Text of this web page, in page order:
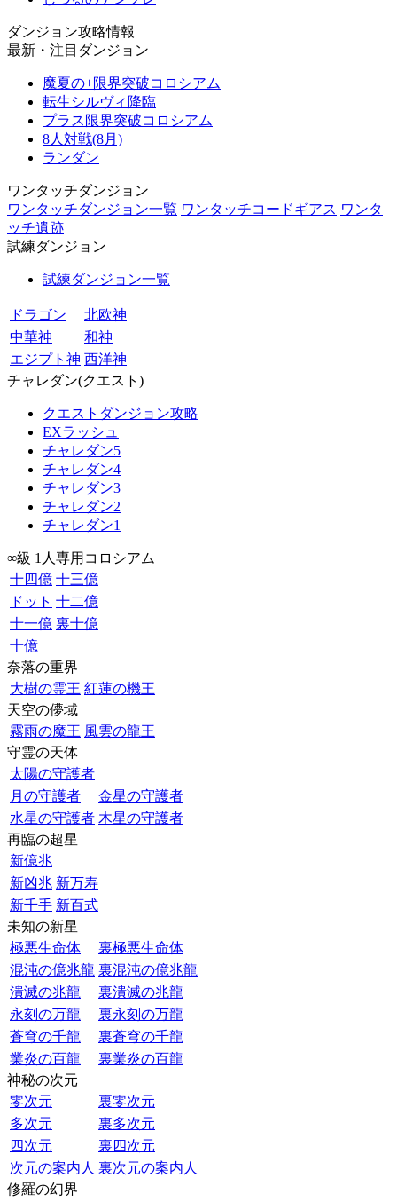
ダンジョン攻略情報
最新・注目ダンジョン
魔夏の+限界突破コロシアム
転生シルヴィ降臨
プラス限界突破コロシアム
8人対戦(8月)
ランダン
ワンタッチダンジョン
ワンタッチダンジョン一覧 ワンタッチコードギアス ワンタ
ッチ遺跡
試練ダンジョン
試練ダンジョン一覧
ドラゴン
北欧神
中華神
和神
エジプト神 西洋神
チャレダン(クエスト)
クエストダンジョン攻略
EXラッシュ
チャレダン5
チャレダン4
チャレダン3
チャレダン2
チャレダン1
∞級 1人専用コロシアム
十四億 十三億
ドット 十二億
十一億 裏十億
十億
奈落の重界
大樹の霊王 紅蓮の機王
天空の儚域
霧雨の魔王 風雲の龍王
守霊の天体
太陽の守護者
月の守護者
金星の守護者
水星の守護者 木星の守護者
再臨の超星
新億兆
新凶兆 新万寿
新千手 新百式
未知の新星
極悪生命体
裏極悪生命体
混沌の億兆龍 裏混沌の億兆龍
潰滅の兆龍
裏潰滅の兆龍
永刻の万龍
裏永刻の万龍
蒼穹の千龍
裏蒼穹の千龍
業炎の百龍
裏業炎の百龍
神秘の次元
零次元
裏零次元
多次元
裏多次元
四次元
裏四次元
次元の案内人 裏次元の案内人
修羅の幻界